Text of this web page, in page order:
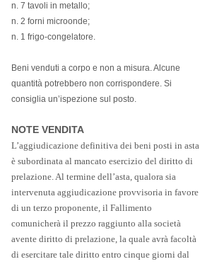
n. 7 tavoli in metallo;
n. 2 forni microonde;
n. 1 frigo-congelatore.
Beni venduti a corpo e non a misura. Alcune
quantità potrebbero non corrispondere. Si
consiglia un’ispezione sul posto.
NOTE VENDITA
L’aggiudicazione definitiva dei beni posti in asta
è subordinata al mancato esercizio del diritto di
prelazione. Al termine dell’asta, qualora sia
intervenuta aggiudicazione provvisoria in favore
di un terzo proponente, il Fallimento
comunicherà il prezzo raggiunto alla società
avente diritto di prelazione, la quale avrà facoltà
di esercitare tale diritto entro cinque giorni dal